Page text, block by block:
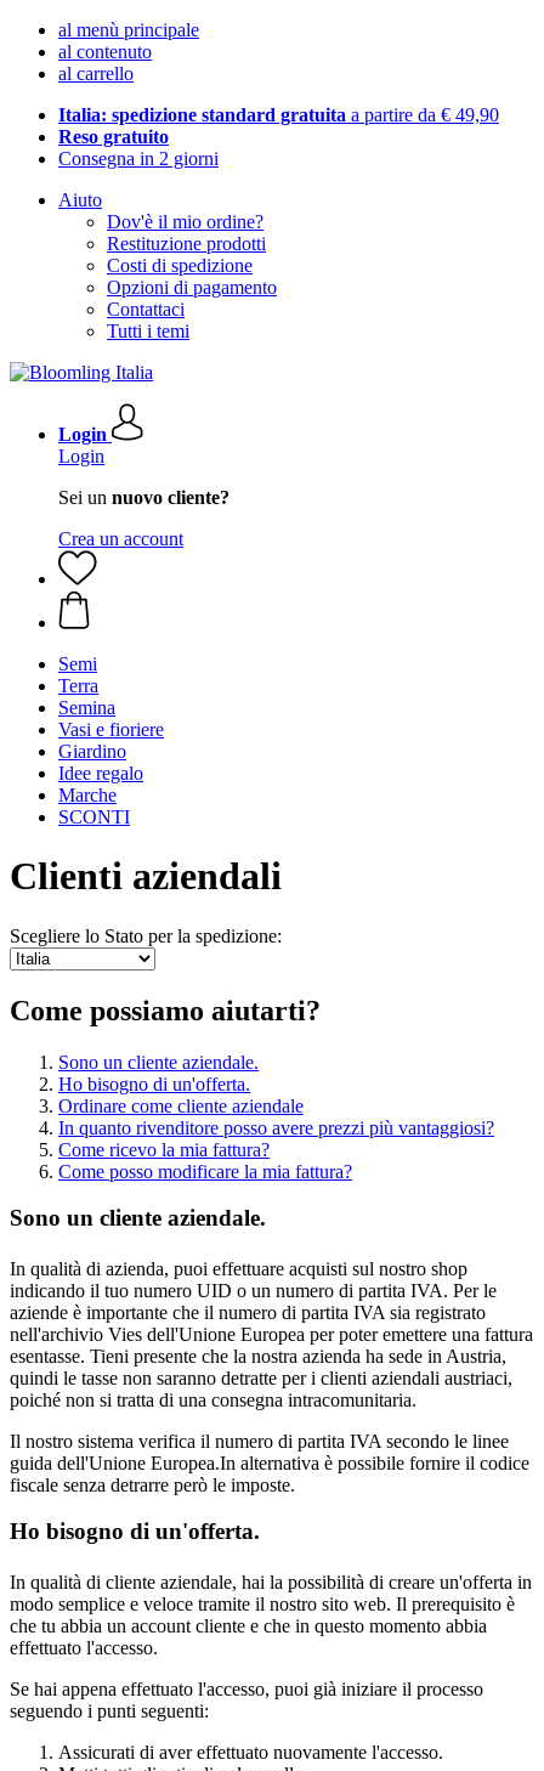
al menù principale
al contenuto
al carrello
Italia: spedizione standard gratuita a partire da € 49,90
Reso gratuito
Consegna in 2 giorni
Aiuto
Dov'è il mio ordine?
Restituzione prodotti
Costi di spedizione
Opzioni di pagamento
Contattaci
Tutti i temi
Login
Login
Sei un nuovo cliente?
Crea un account
Semi
Terra
Semina
Vasi e fioriere
Giardino
Idee regalo
Marche
SCONTI
Clienti aziendali
Scegliere lo Stato per la spedizione:
Come possiamo aiutarti?
Sono un cliente aziendale.
Ho bisogno di un'offerta.
Ordinare come cliente aziendale
In quanto rivenditore posso avere prezzi più vantaggiosi?
Come ricevo la mia fattura?
Come posso modificare la mia fattura?
Sono un cliente aziendale.
In qualità di azienda, puoi effettuare acquisti sul nostro shop
indicando il tuo numero UID o un numero di partita IVA. Per le
aziende è importante che il numero di partita IVA sia registrato
nell'archivio Vies dell'Unione Europea per poter emettere una fattura
esentasse. Tieni presente che la nostra azienda ha sede in Austria,
quindi le tasse non saranno detratte per i clienti aziendali austriaci,
poiché non si tratta di una consegna intracomunitaria.
Il nostro sistema verifica il numero di partita IVA secondo le linee
guida dell'Unione Europea.In alternativa è possibile fornire il codice
fiscale senza detrarre però le imposte.
Ho bisogno di un'offerta.
In qualità di cliente aziendale, hai la possibilità di creare un'offerta in
modo semplice e veloce tramite il nostro sito web. Il prerequisito è
che tu abbia un account cliente e che in questo momento abbia
effettuato l'accesso.
Se hai appena effettuato l'accesso, puoi già iniziare il processo
seguendo i punti seguenti:
Assicurati di aver effettuato nuovamente l'accesso.